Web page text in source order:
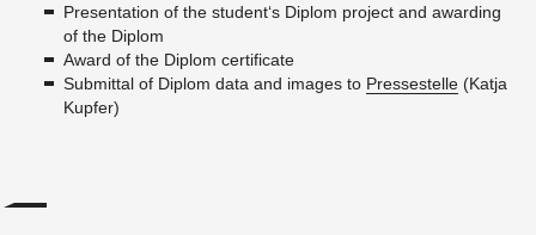
Presentation of the student‘s Diplom project and awarding
of the Diplom
Award of the Diplom certificate
Submittal of Diplom data and images to Pressestelle (Katja
Kupfer)